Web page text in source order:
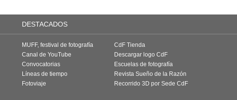
DESTACADOS
MUFF, festival de fotografía
Canal de YouTube
Convocatorias
Líneas de tiempo
Fotoviaje
CdF Tienda
Descargar logo CdF
Escuelas de fotografía
Revista Sueño de la Razón
Recorrido 3D por Sede CdF